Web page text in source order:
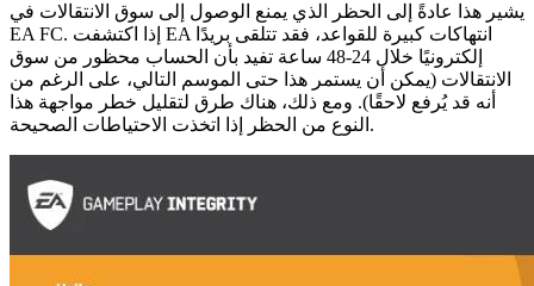
يشير هذا عادةً إلى الحظر الذي يمنع الوصول إلى سوق الانتقالات في
EA FC. إذا اكتشفت EA انتهاكات كبيرة للقواعد، فقد تتلقى بريدًا
إلكترونيًا خلال 24-48 ساعة تفيد بأن الحساب محظور من سوق
الانتقالات (يمكن أن يستمر هذا حتى الموسم التالي، على الرغم من
أنه قد يُرفع لاحقًا). ومع ذلك، هناك طرق لتقليل خطر مواجهة هذا
النوع من الحظر إذا اتخذت الاحتياطات الصحيحة.